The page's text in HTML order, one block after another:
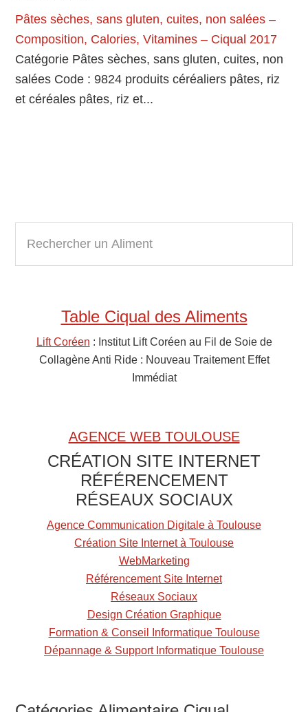
Pâtes sèches, sans gluten, cuites, non salées –
Composition, Calories, Vitamines – Ciqual 2017
Catégorie Pâtes sèches, sans gluten, cuites, non
salées Code : 9824 produits céréaliers pâtes, riz
et céréales pâtes, riz et...
Primary
Sidebar
c
Table Ciqual des Aliments
Lift Coréen : Institut Lift Coréen au Fil de Soie de
Collagène Anti Ride : Nouveau Traitement Effet
Immédiat
AGENCE WEB TOULOUSE
CRÉATION SITE INTERNET
RÉFÉRENCEMENT
RÉSEAUX SOCIAUX
Agence Communication Digitale à Toulouse
Création Site Internet à Toulouse
WebMarketing
Référencement Site Internet
Réseaux Sociaux
Design Création Graphique
Formation & Conseil Informatique Toulouse
Dépannage & Support Informatique Toulouse